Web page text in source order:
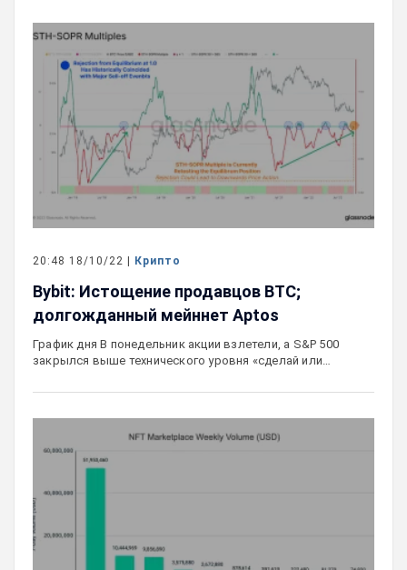
20:48 18/10/22 | Крипто
Bybit: Истощение продавцов BTC;
долгожданный мейннет Aptos
График дня В понедельник акции взлетели, а S&P 500
закрылся выше технического уровня «сделай или…